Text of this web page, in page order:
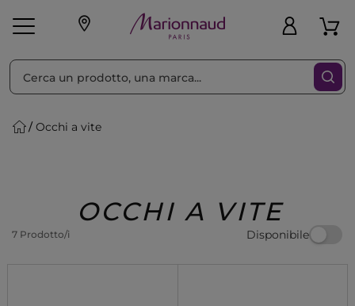
Make-up
Regalo
Occhi a vite
OCCHI A VITE
7 Prodotto/i Disponibile
Ordina per Filtra